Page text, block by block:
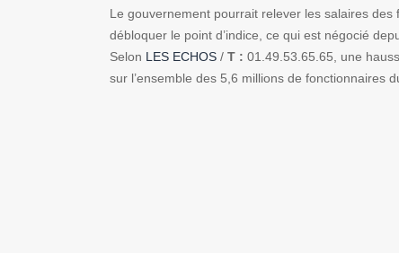
Le gouvernement pourrait relever les salaires
débloquer le point d’indice, ce qui est négocié
Selon LES ECHOS / T : 01.49.53.65.65, une
sur l’ensemble des 5,6 millions de fonctionnaires